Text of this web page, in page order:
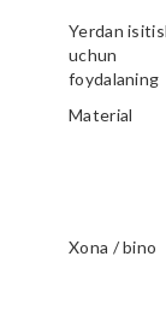
Yerdan
uchun
foydalaning
Material
Xona / bino